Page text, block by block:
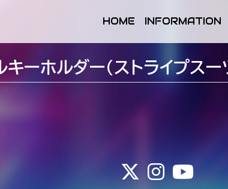
HOME INFORMATION
キーホルダー(ストライプスー